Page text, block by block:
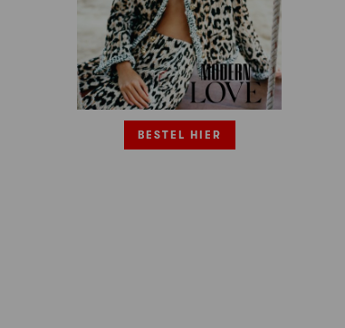
BESTEL HIER